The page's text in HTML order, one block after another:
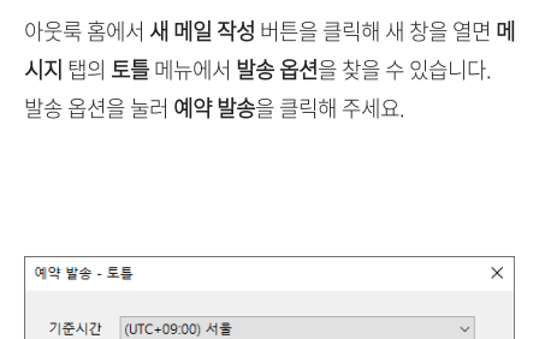
아웃룩 홈에서 새 메일 작성 버튼을 클릭해 새 창을 열면 메
시지 탭의 토틀메뉴에서 발송 옵션을 찾을 수 있습니다.
발송 옵션을 눌러 예약 발송을 클릭해 주세요.